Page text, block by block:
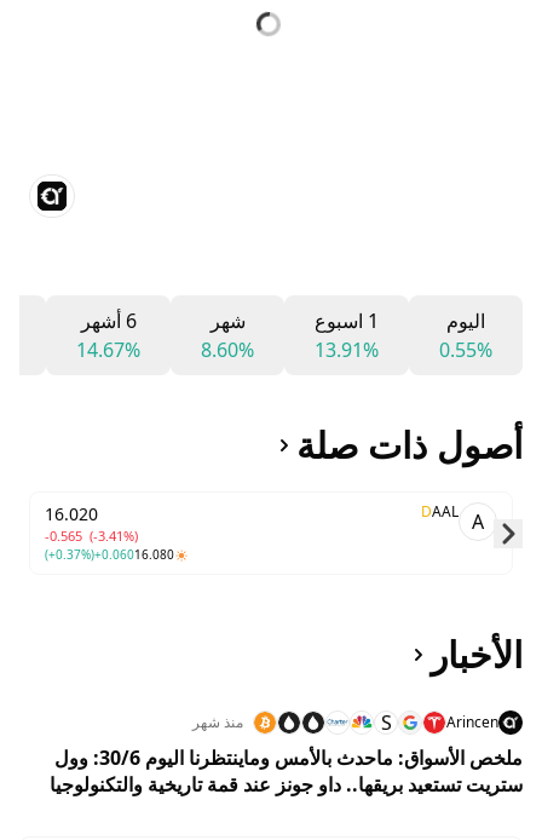
اليوم
0.55%
1 اسبوع
13.91%
شهر
8.60%
6 أشهر
14.67%
أصول ذات صلة
A
AAL
D
16.020
-0.565 (-3.41%)
16.080
+0.060
(+0.37%)
الأخبار
Arincen
S منذ شهر
ملخص الأسواق: ماحدث بالأمس وماينتظرنا اليوم 30/6: وول
ستريت تستعيد بريقها.. داو جونز عند قمة تاريخية والتكنولوجيا